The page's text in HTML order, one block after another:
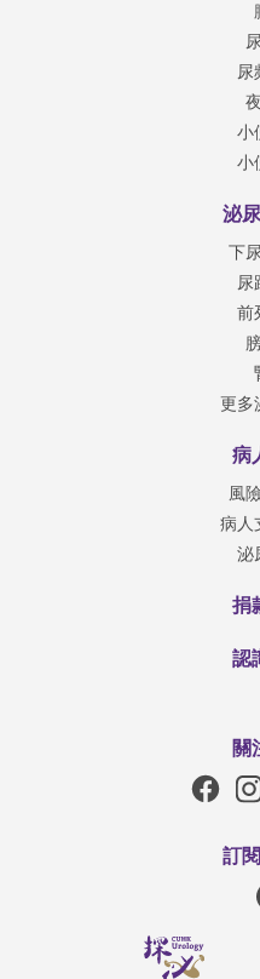
尿
小
小
泌
下
尿
前
更多
病
風
病人
泌
捐
認
關
訂